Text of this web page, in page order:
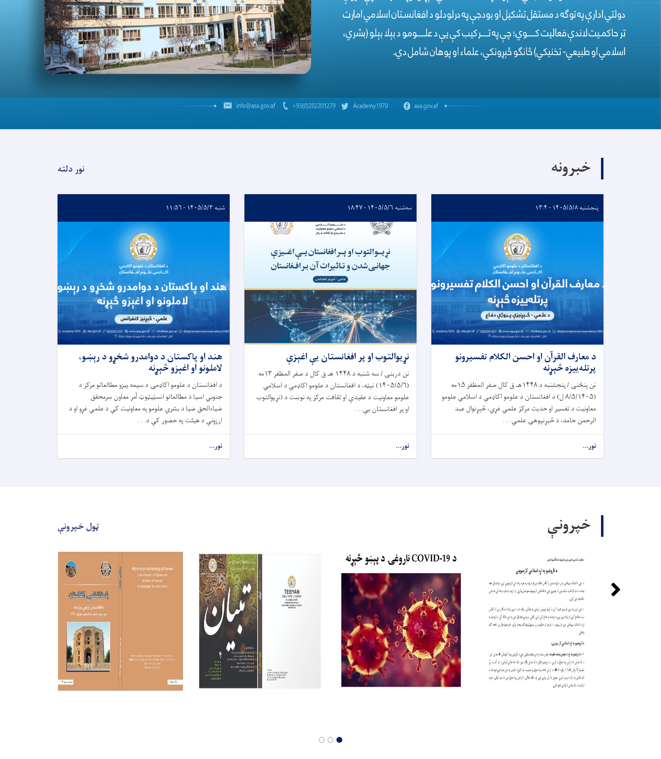
خبرونه نور دلته
پنجشنبه ۱۴۰۵/۵/۸ - ۱۳:۴
د معارف القرآن او احسن الکلام تفسیرونو
پرتله‌ییزه څېړنه
نن پنځنۍ / پنجشنبه د ۱۴۴۸هـ ق کال صفر المظفر ۱۵مه
(۸/۵/۱۴۰۵ ل) د افغانستان د علومو اکاډمي د اسلامي علومو
معاونیت د تفسیر او حدیث مرکز علمي غړي، څېړنوال عبد
الرحمن حامد، د څېړنپوهۍ علمي. . .
نور...
سه‌شنبه ۱۴۰۵/۵/۶ - ۱۸:۴۷
نړیوالتوب او پر افغانستان یې اغېزې
نن درېنۍ / سه ‎شنبه د ۱۴۴۸ هـ ق کال د صفر المظفر ۱۳مه
(۱۴۰۵/۵/۶) نېټه، د افغانستان د علومو اکاډمي د اسلامي
علومو معاونیت د عقیدې او ثقافت مرکز په نوښت د (نړیوالتوب
او پر افغانستان یې. . .
نور...
شنبه ۱۴۰۵/۵/۳ - ۱۱:۵۶
هند او پاکستان د دوامدرو شخړو د رېښو،
لاملونو او اغېزو څېړنه
د افغانستان د علومو اکاډمۍ د سیمه ییزو مطالعاتو مرکز د
جنوبي اسیا د مطالعاتو انسټیټوټ آمر معاون سرمحقق
ضیاءالحق ضیا د بشري علومو په معاونیت کې د علمي غړو او د
ارزونې د هیئت په حضور کې د. . .
نور...
خپرونې ټول خپرونې